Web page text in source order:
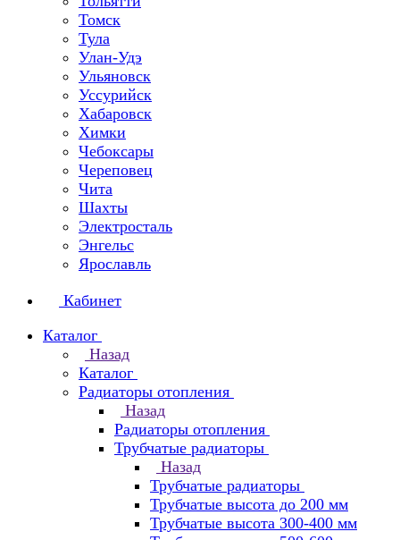
Томск
Тула
Улан-Удэ
Ульяновск
Уссурийск
Хабаровск
Химки
Чебоксары
Череповец
Чита
Шахты
Электросталь
Энгельс
Ярославль
Кабинет
Каталог
Назад
Каталог
Радиаторы отопления
Назад
Радиаторы отопления
Трубчатые радиаторы
Назад
Трубчатые радиаторы
Трубчатые высота до 200 мм
Трубчатые высота 300-400 мм